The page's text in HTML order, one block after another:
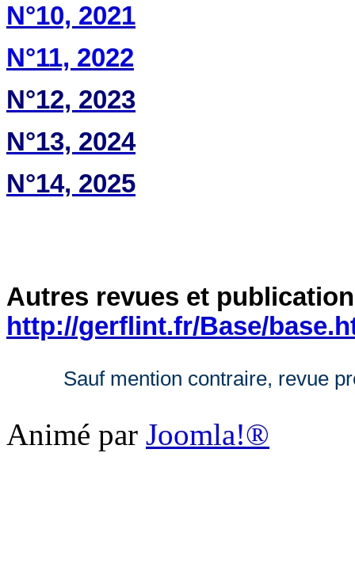
N°10, 2021
N°11, 2022
N°12, 2023
N°13, 2024
N°14, 2025
Autres revues et
http://gerflint.fr/Base/
Sauf mention contraire, revue
Animé par Joomla!®